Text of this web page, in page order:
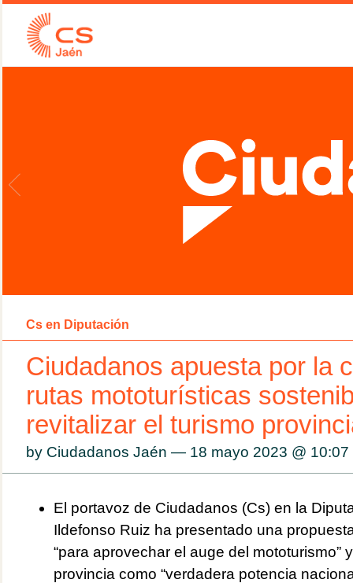
Cs en Diputación
Ciudadanos apuesta por la
rutas mototurísticas
revitalizar el turismo
by Ciudadanos Jaén — 18 mayo 2023 @ 10:07
El portavoz de Ciudadanos (Cs) en la
Ildefonso Ruiz ha presentado una
“para aprovechar el auge del mototurismo”
provincia como “verdadera potencia